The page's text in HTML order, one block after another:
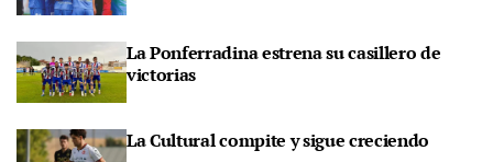
La Ponferradina estrena su casillero de
victorias
La Cultural compite y sigue creciendo